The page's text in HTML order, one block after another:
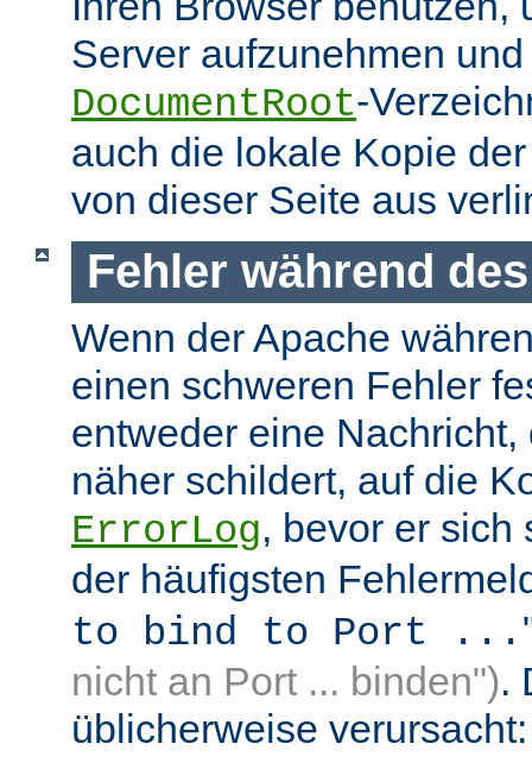
Server aufzunehmen
DocumentRoot-
auch die lokale Kopie
von dieser Seite aus
Fehler während
Wenn der Apache
einen schweren Fehler
entweder eine
näher schildert, auf die
ErrorLog, bevor er sich
der häufigsten
to bind to Port ...
nicht an Port ... binden").
üblicherweise verursacht: